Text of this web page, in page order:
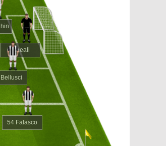
1 Leali
54 Falasco